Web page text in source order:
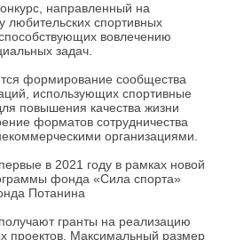
направленный на
любительских спортивных
вовлечению
задач.
формирование сообщества
использующих спортивные
повышения качества жизни
форматов сотрудничества
организациями.
в 2021 году в рамках новой
фонда «Сила спорта»
Потанина
гранты на реализацию
проектов. Максимальный размер